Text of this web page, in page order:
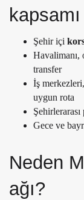
kapsamı
Şehir içi
Havalimanı,
transfer
İş
uygun rota
Şehirlerarası
Gece ve
Neden
ağı?